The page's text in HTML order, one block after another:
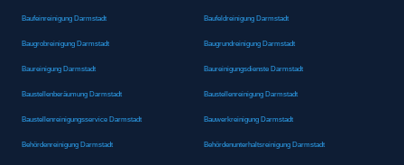
Baufeinreinigung Darmstadt Baufeldreinigung Darmstadt
Baugrobreinigung Darmstadt Baugrundreinigung Darmstadt
Baureinigung Darmstadt Baureinigungsdienste Darmstadt
Baustellenberäumung Darmstadt Baustellenreinigung Darmstadt
Baustellenreinigungsservice Darmstadt Bauwerkreinigung Darmstadt
Behördenreinigung Darmstadt Behördenunterhaltsreinigung Darmstadt